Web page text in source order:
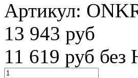
Артикул:
13 943 руб
11 619 руб